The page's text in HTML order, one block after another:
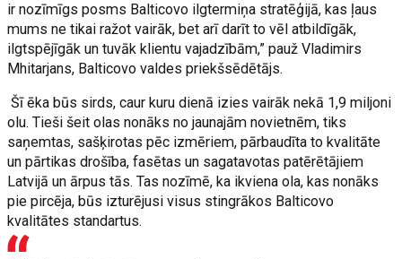
ir nozīmīgs posms Balticovo ilgtermiņa stratēģijā, kas ļaus
mums ne tikai ražot vairāk, bet arī darīt to vēl atbildīgāk,
ilgtspējīgāk un tuvāk klientu vajadzībām,” pauž Vladimirs
Mhitarjans, Balticovo valdes priekšsēdētājs.
Šī ēka būs sirds, caur kuru dienā izies vairāk nekā 1,9 miljoni
olu. Tieši šeit olas nonāks no jaunajām novietnēm, tiks
saņemtas, sašķirotas pēc izmēriem, pārbaudīta to kvalitāte
un pārtikas drošība, fasētas un sagatavotas patērētājiem
Latvijā un ārpus tās. Tas nozīmē, ka ikviena ola, kas nonāks
pie pircēja, būs izturējusi visus stingrākos Balticovo
kvalitātes standartus.